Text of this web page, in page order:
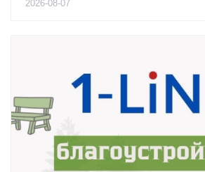
2026-08-07